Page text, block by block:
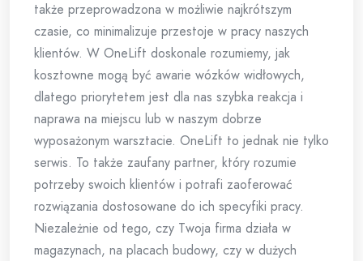
także przeprowadzona w możliwie najkrótszym
czasie, co minimalizuje przestoje w pracy naszych
klientów. W OneLift doskonale rozumiemy, jak
kosztowne mogą być awarie wózków widłowych,
dlatego priorytetem jest dla nas szybka reakcja i
naprawa na miejscu lub w naszym dobrze
wyposażonym warsztacie. OneLift to jednak nie tylko
serwis. To także zaufany partner, który rozumie
potrzeby swoich klientów i potrafi zaoferować
rozwiązania dostosowane do ich specyfiki pracy.
Niezależnie od tego, czy Twoja firma działa w
magazynach, na placach budowy, czy w dużych